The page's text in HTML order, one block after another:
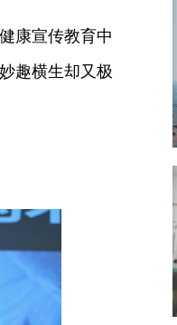
康宣传教育中
趣横生却又极